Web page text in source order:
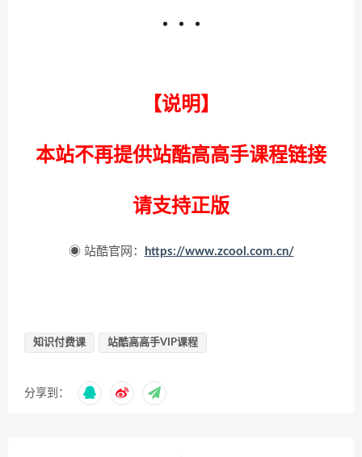
【说明】
本站不再提供站酷高高手课程链接
请支持正版
◉ 站酷官网： https://www.zcool.com.cn/
知识付费课 站酷高高手VIP课程
分享到：